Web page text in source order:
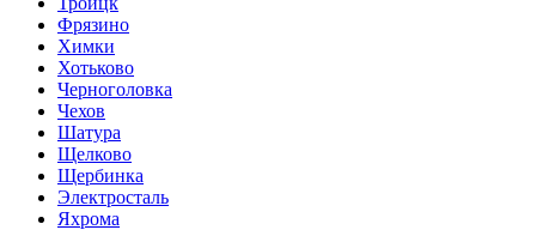
Фрязино
Химки
Хотьково
Черноголовка
Чехов
Шатура
Щелково
Щербинка
Электросталь
Яхрома